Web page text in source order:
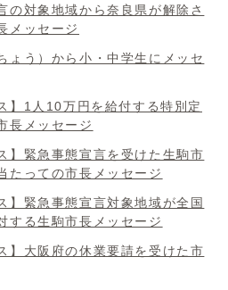
の対象地域から奈良県が解除さ
メッセージ
ょう）から小・中学生にメッセ
】1人10万円を給付する特別定
長メッセージ
】緊急事態宣言を受けた生駒市
たっての市長メッセージ
】緊急事態宣言対象地域が全国
する生駒市長メッセージ
】大阪府の休業要請を受けた市